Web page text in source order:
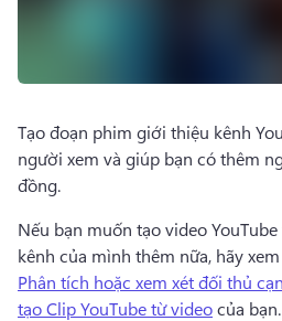
Tạo đoạn phim giới thiệu kênh
người xem và giúp bạn có thêm
đồng.
Nếu bạn muốn tạo video
kênh của mình thêm nữa, hãy xem
Phân tích hoặc xem xét đối thủ
tạo Clip YouTube từ video của bạn.